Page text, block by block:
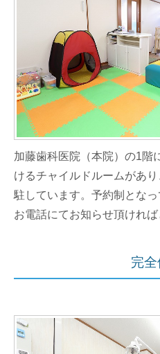
加藤歯科医院（本院）の1階
けるチャイルドルームがあ
駐しています。予約制とな
お電話にてお知らせ頂ければ
完